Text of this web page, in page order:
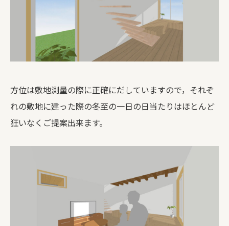
方位は敷地測量の際に正確にだしていますので，それぞ
れの敷地に建った際の冬至の一日の日当たりはほとんど
狂いなくご提案出来ます。